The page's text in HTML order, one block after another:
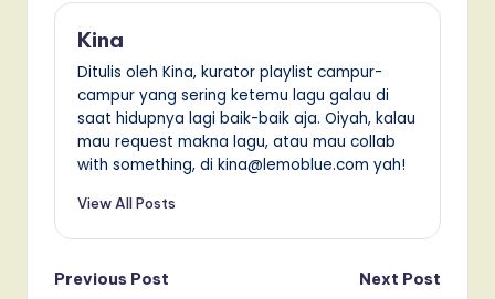
Kina
Ditulis oleh Kina, kurator playlist campur-
campur yang sering ketemu lagu galau di
saat hidupnya lagi baik-baik aja. Oiyah, kalau
mau request makna lagu, atau mau collab
with something, di kina@lemoblue.com yah!
View All Posts
Post
Previous Post Next Post